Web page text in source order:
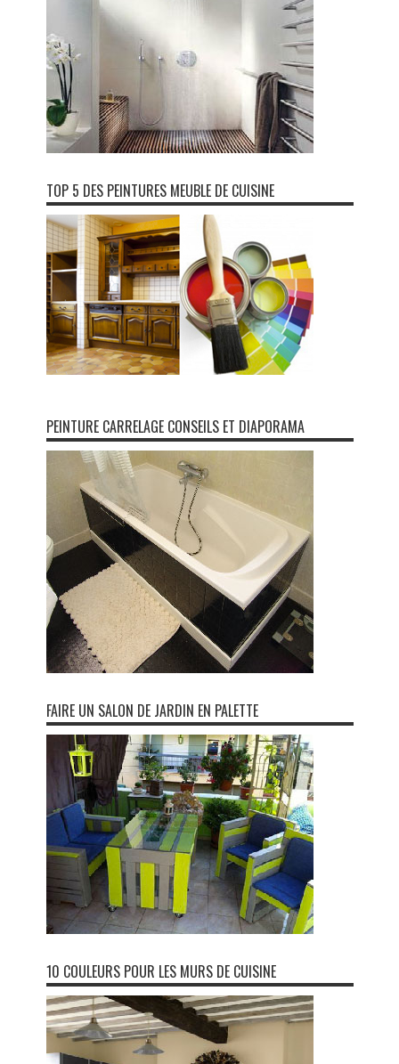
TOP 5 DES PEINTURES MEUBLE DE CUISINE
PEINTURE CARRELAGE CONSEILS ET DIAPORAMA
FAIRE UN SALON DE JARDIN EN PALETTE
10 COULEURS POUR LES MURS DE CUISINE